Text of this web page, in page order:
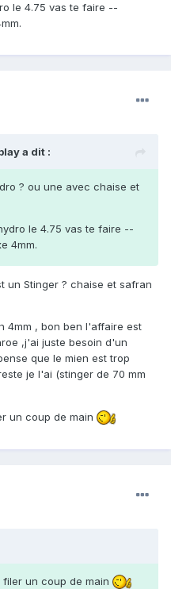
le 4.75 vas te faire --
a dit :
? ou une avec chaise et
le 4.75 vas te faire --
4mm.
un Stinger ? chaise et safran
4mm , bon ben l'affaire est
,j'ai juste besoin d'un
que le mien est trop
je l'ai (stinger de 70 mm
un coup de main
un coup de main